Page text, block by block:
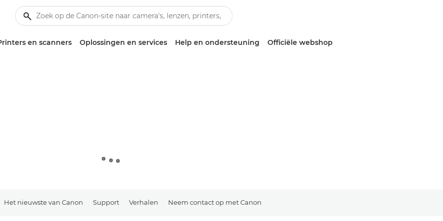
en scanners Oplossingen en services Help en ondersteuning Officiële webshop
Het nieuwste van Canon Support Verhalen Neem contact op met Canon